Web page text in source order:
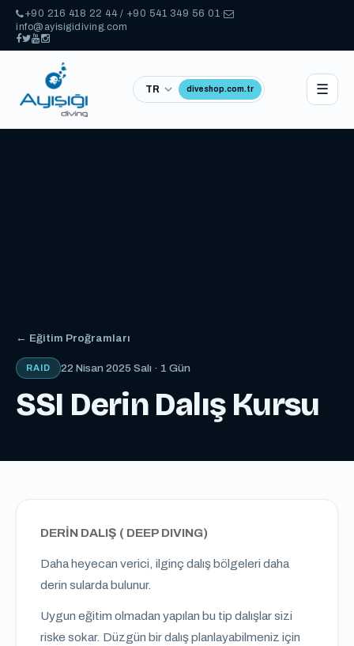
+90 216 418 22 44 / +90 541 349 56 01·
info@ayisigidiving.com
diveshop.com.tr ☰
← Eğitim Proğramları
RAID 22 Nisan 2025 Salı · 1 Gün
SSI Derin Dalış Kursu
DERİN DALIŞ ( DEEP DIVING)
Daha heyecan verici, ilginç dalış bölgeleri daha
derin sularda bulunur.
Uygun eğitim olmadan yapılan bu tip dalışlar sizi
riske sokar. Düzgün bir dalış planlayabilmeniz için